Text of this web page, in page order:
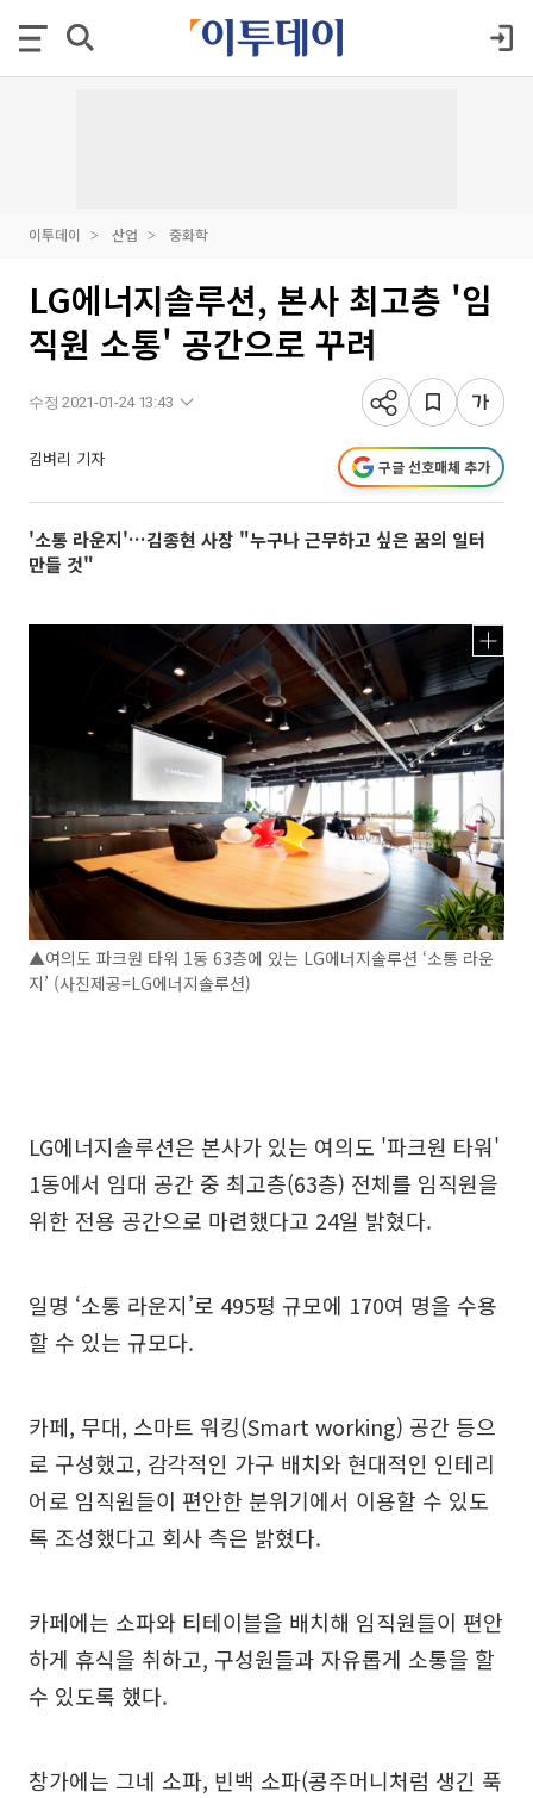
이투데이 산업 중화학
LG에너지솔루션, 본사 최고층 '임
직원 소통' 공간으로 꾸려
수정 2021-01-24 13:43
김벼리 기자 구글 선호매체 추가
'소통 라운지'…김종현 사장 "누구나 근무하고 싶은 꿈의 일터
만들 것"
▲여의도 파크원 타워 1동 63층에 있는 LG에너지솔루션 ‘소통 라운
지’ (사진제공=LG에너지솔루션)
LG에너지솔루션은 본사가 있는 여의도 '파크원 타워'
1동에서 임대 공간 중 최고층(63층) 전체를 임직원을
위한 전용 공간으로 마련했다고 24일 밝혔다.
일명 ‘소통 라운지’로 495평 규모에 170여 명을 수용
할 수 있는 규모다.
카페, 무대, 스마트 워킹(Smart working) 공간 등으
로 구성했고, 감각적인 가구 배치와 현대적인 인테리
어로 임직원들이 편안한 분위기에서 이용할 수 있도
록 조성했다고 회사 측은 밝혔다.
카페에는 소파와 티테이블을 배치해 임직원들이 편안
하게 휴식을 취하고, 구성원들과 자유롭게 소통을 할
수 있도록 했다.
창가에는 그네 소파, 빈백 소파(콩주머니처럼 생긴 푹